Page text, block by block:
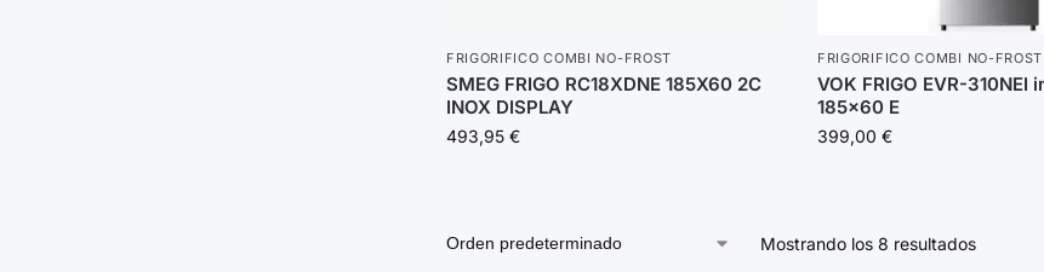
FRIGORIFICO COMBI NO-FROST
SMEG FRIGO RC18XDNE 185X60 2C
INOX DISPLAY
493,95 €
FRIGORIFICO COMBI NO-FROST
VOK FRIGO EVR-310NEI
185×60 E
399,00 €
Mostrando los 8 resultados